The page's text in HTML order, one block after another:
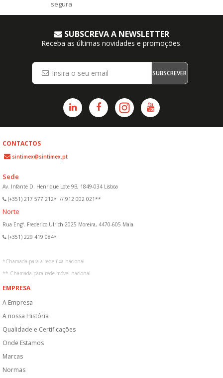
segura
SUBSCREVA A NEWSLETTER
Receba as últimas novidades e promoções.
SUBSCREVER
CONTACTOS
sintimex@sintimex.pt
Sede
Av. Infante D. Henrique Lote 9B, 1849-034 Lisboa
(+351) 217 577 212* // 912 002 021**
Norte
Rua Engº. Frederico Ulrich 2025 Moreira, 4470-605 Maia
(+351) 229 419 084*
*Chamada para a rede fixa nacional
** Chamada para rede móvel nacional
EMPRESA
A Empresa
A nossa História
Qualidade e Certificações
Onde Estamos
Marcas
Normas